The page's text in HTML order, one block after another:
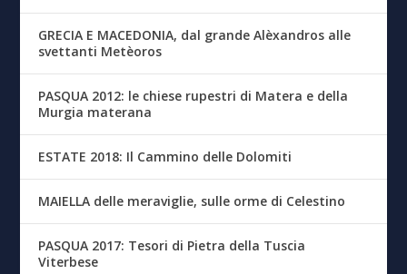
GRECIA E MACEDONIA, dal grande Alèxandros alle
svettanti Metèoros
PASQUA 2012: le chiese rupestri di Matera e della
Murgia materana
ESTATE 2018: Il Cammino delle Dolomiti
MAIELLA delle meraviglie, sulle orme di Celestino
PASQUA 2017: Tesori di Pietra della Tuscia
Viterbese